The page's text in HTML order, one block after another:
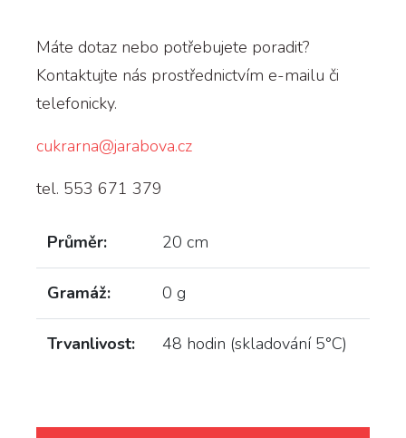
Máte dotaz nebo potřebujete poradit?
Kontaktujte nás prostřednictvím e-mailu či
telefonicky.
cukrarna@jarabova.cz
tel. 553 671 379
Průměr: 20 cm
Gramáž: 0 g
Trvanlivost: 48 hodin (skladování 5°C)